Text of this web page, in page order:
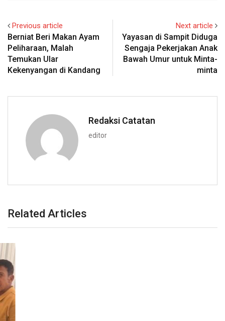
Previous article
Berniat Beri Makan Ayam
Peliharaan, Malah
Temukan Ular
Kekenyangan di Kandang
Next article
Yayasan di Sampit Diduga
Sengaja Pekerjakan Anak
Bawah Umur untuk Minta-
minta
Redaksi Catatan
editor
Related Articles